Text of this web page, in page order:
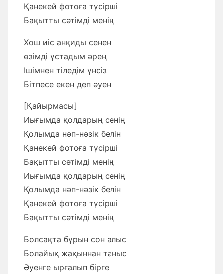
Қанекей фотоға түсірші
Бақытты сәтімді менің
Хош иіс анқиды сенен
өзімді ұстадым әрең
Ішімнен тіледім үнсіз
Бітпесе екен деп әуен
[Қайырмасы]
Иығымда қолдарың сенің
Қолымда нәп-нәзік белін
Қанекей фотоға түсірші
Бақытты сәтімді менің
Иығымда қолдарың сенің
Қолымда нәп-нәзік белін
Қанекей фотоға түсірші
Бақытты сәтімді менің
Болсақта бұрын сон алыс
Болайық жақыннан таныс
Әуенге ырғалып бірге